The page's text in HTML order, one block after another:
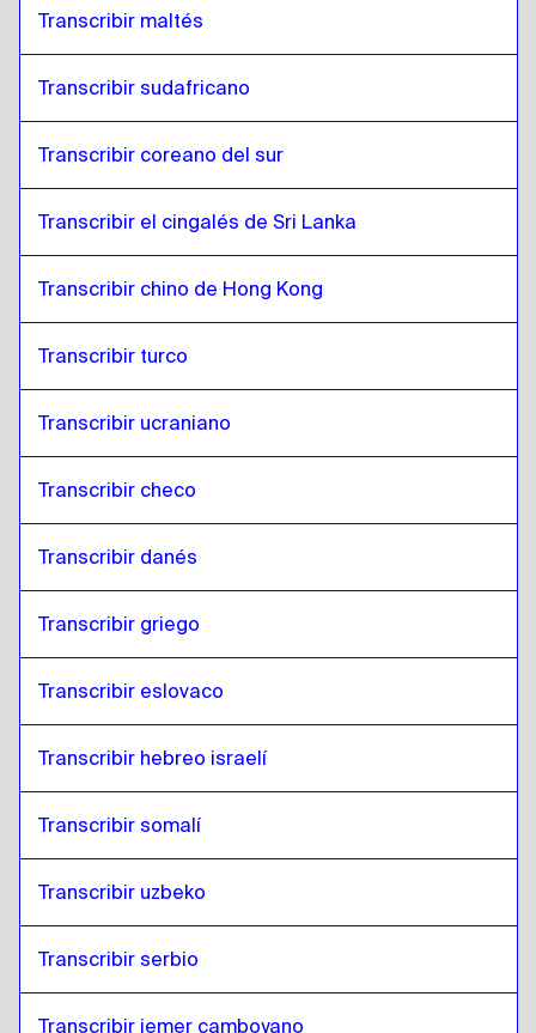
Transcribir maltés
Transcribir sudafricano
Transcribir coreano del sur
Transcribir el cingalés de Sri Lanka
Transcribir chino de Hong Kong
Transcribir turco
Transcribir ucraniano
Transcribir checo
Transcribir danés
Transcribir griego
Transcribir eslovaco
Transcribir hebreo israelí
Transcribir somalí
Transcribir uzbeko
Transcribir serbio
Transcribir jemer camboyano